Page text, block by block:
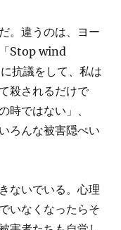
。違うのは、ヨー
「Stop wind
抗議をして、私は
殺されるだけで
時ではない」、
ろんな被害隠ぺい
ないでいる。心理
いなくなったらそ